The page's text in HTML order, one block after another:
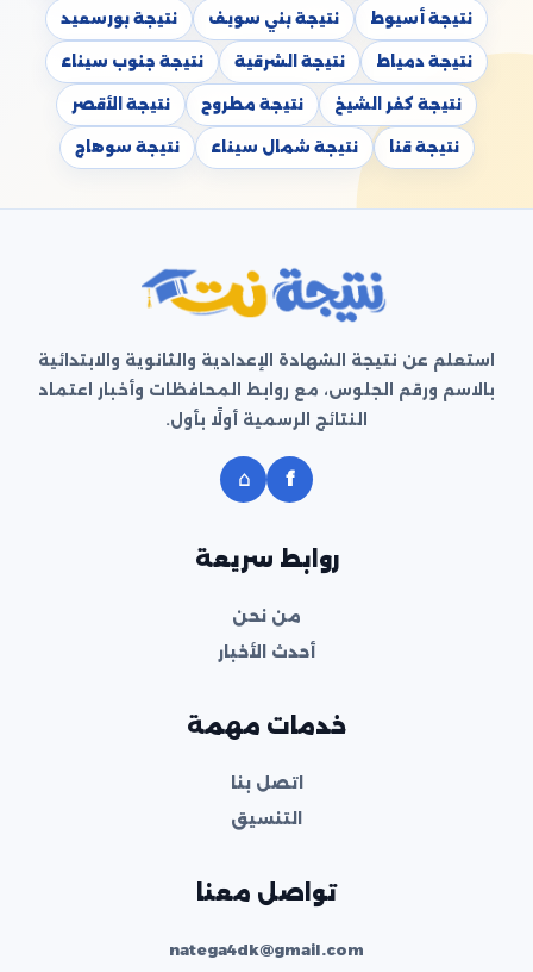
نتيجة أسيوط نتيجة بني سويف نتيجة بورسعيد
نتيجة دمياط نتيجة الشرقية نتيجة جنوب سيناء
نتيجة كفر الشيخ نتيجة مطروح نتيجة الأقصر
نتيجة قنا نتيجة شمال سيناء نتيجة سوهاج
استعلم عن نتيجة الشهادة الإعدادية والثانوية والابتدائية
بالاسم ورقم الجلوس، مع روابط المحافظات وأخبار اعتماد
النتائج الرسمية أولًا بأول.
f
⌂
روابط سريعة
من نحن
أحدث الأخبار
خدمات مهمة
اتصل بنا
التنسيق
تواصل معنا
natega4dk@gmail.com